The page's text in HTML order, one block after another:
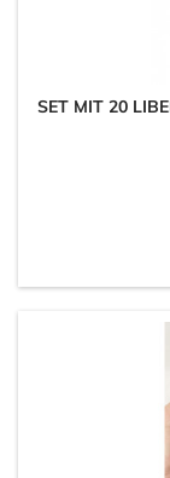
SET MIT 20